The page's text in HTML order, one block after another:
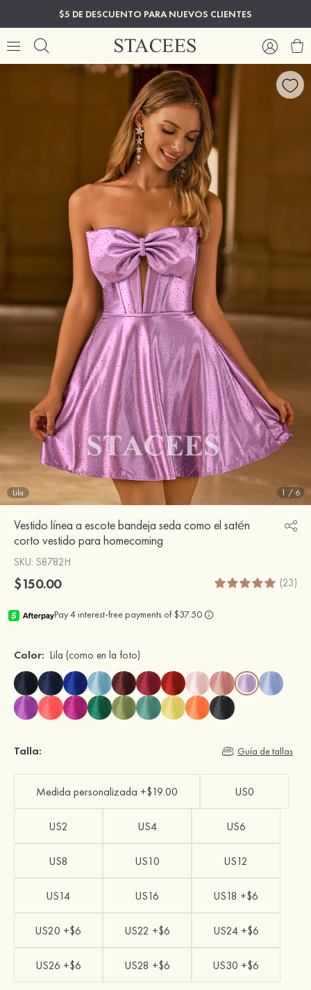
$5 DE DESCUENTO PARA NUEVOS CLIENTES
Lila 1 / 6
Vestido línea a escote bandeja seda como el satén
corto vestido para homecoming
SKU: S8782H
$150.00 (23)
Color: Lila (como en la foto)
Talla: Guía de tallas
Medida personalizada +$19.00 US0
US2 US4 US6
US8 US10 US12
US14 US16 US18 +$6
US20 +$6 US22 +$6 US24 +$6
US26 +$6 US28 +$6 US30 +$6